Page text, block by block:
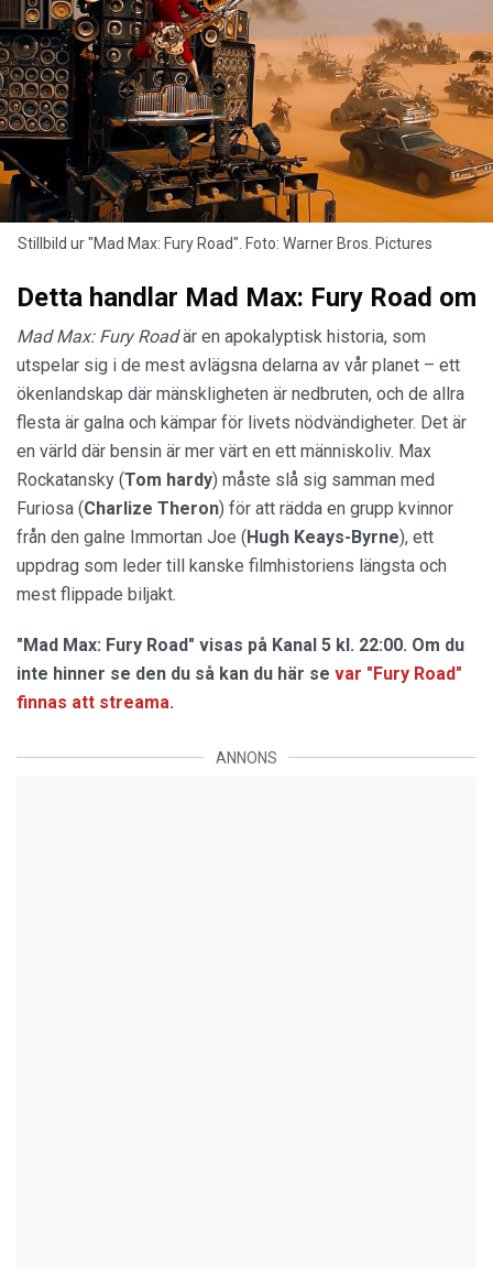
Stillbild ur "Mad Max: Fury Road". Foto: Warner Bros. Pictures
Detta handlar Mad Max: Fury Road om
Mad Max: Fury Roadär en apokalyptisk historia, som
utspelar sig i de mest avlägsna delarna av vår planet – ett
ökenlandskap där mänskligheten är nedbruten, och de allra
flesta är galna och kämpar för livets nödvändigheter. Det är
en värld där bensin är mer värt en ett människoliv. Max
Rockatansky (Tom hardy) måste slå sig samman med
Furiosa (Charlize Theron) för att rädda en grupp kvinnor
från den galne Immortan Joe (Hugh Keays-Byrne), ett
uppdrag som leder till kanske filmhistoriens längsta och
mest flippade biljakt.
"Mad Max: Fury Road" visas på Kanal 5 kl. 22:00. Om du
inte hinner se den du så kan du här se var "Fury Road"
finnas att streama.
ANNONS